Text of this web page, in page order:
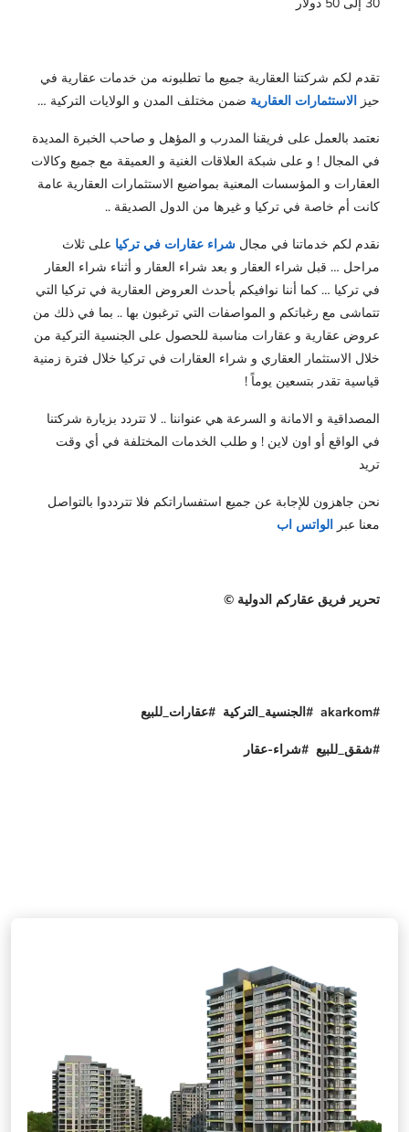
تقدم لكم شركتنا العقارية جميع ما تطلبونه من خدمات عقارية في
حيز الاستثمارات العقارية ضمن مختلف المدن و الولايات التركية …
نعتمد بالعمل على فريقنا المدرب و المؤهل و صاحب الخبرة المديدة
في المجال ! و على شبكة العلاقات الغنية و العميقة مع جميع وكالات
العقارات و المؤسسات المعنية بمواضيع الاستثمارات العقارية عامة
كانت أم خاصة في تركيا و غيرها من الدول الصديقة ..
نقدم لكم خدماتنا في مجال شراء عقارات في تركيا على ثلاث
مراحل … قبل شراء العقار و بعد شراء العقار و أثناء شراء العقار
في تركيا … كما أننا نوافيكم بأحدث العروض العقارية في تركيا التي
تتماشى مع رغباتكم و المواصفات التي ترغبون بها .. بما في ذلك من
عروض عقارية و عقارات مناسبة للحصول على الجنسية التركية من
خلال الاستثمار العقاري و شراء العقارات في تركيا خلال فترة زمنية
قياسية تقدر بتسعين يوماً !
المصداقية و الامانة و السرعة هي عنواننا .. لا تتردد بزيارة شركتنا
في الواقع أو اون لاين ! و طلب الخدمات المختلفة في أي وقت
تريد
نحن جاهزون للإجابة عن جميع استفساراتكم فلا تترددوا بالتواصل
معنا عبر الواتس اب
تحرير فريق عقاركم الدولية ©
#akarkom #الجنسية_التركية #عقارات_للبيع
#شقق_للبيع #شراء-عقار